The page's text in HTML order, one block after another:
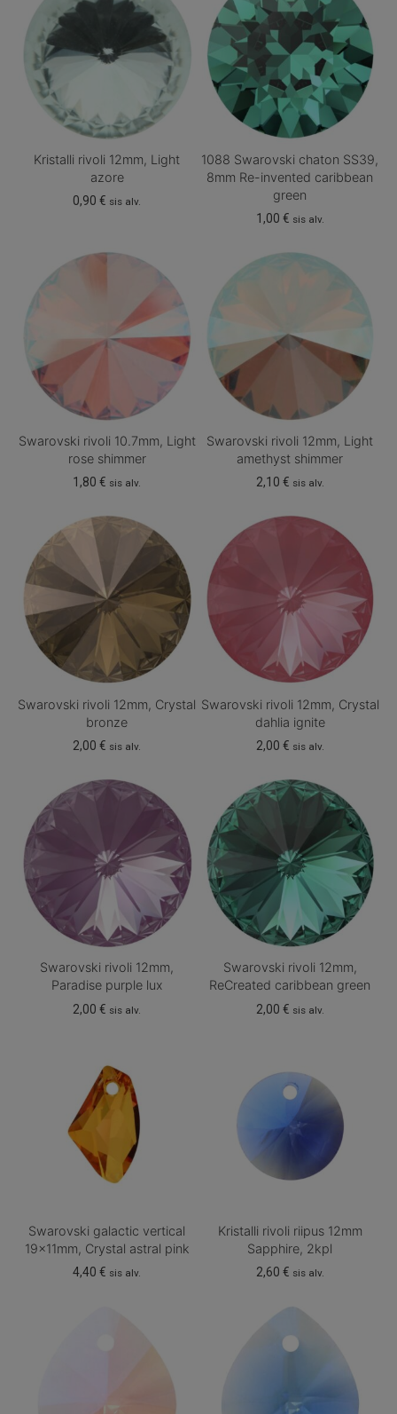
Kristalli rivoli 12mm, Light
azore
0,90€ sis alv.
1088 Swarovski chaton SS39,
8mm Re-invented caribbean
green
1,00 € sis alv.
Swarovski rivoli 10.7mm, Light
rose shimmer
1,80€ sis alv.
Swarovski rivoli 12mm, Light
amethyst shimmer
2,10 € sis alv.
Swarovski rivoli 12mm, Crystal
bronze
2,00€ sis alv.
Swarovski rivoli 12mm, Crystal
dahlia ignite
2,00 € sis alv.
Swarovski rivoli 12mm,
Paradise purple lux
2,00€ sis alv.
Swarovski rivoli 12mm,
ReCreated caribbean green
2,00 € sis alv.
Swarovski galactic vertical
19x11mm, Crystal astral pink
4,40€ sis alv.
Kristalli rivoli riipus 12mm
Sapphire, 2kpl
2,60 € sis alv.